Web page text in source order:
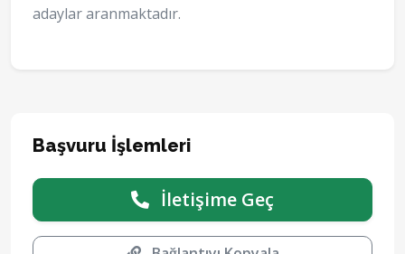
adaylar aranmaktadır.
Başvuru İşlemleri
İletişime Geç